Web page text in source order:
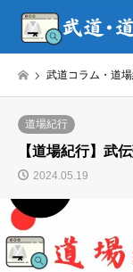
武道コラム・道
道場紀行
【道場紀行】武
2024.05.19